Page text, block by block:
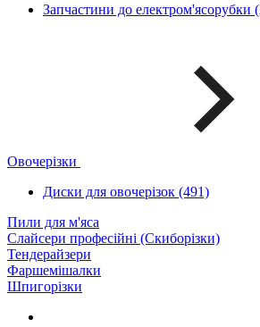
Запчастини до електром'ясорубки
Овочерізки
Диски для овочерізок (491)
Пили для м'яса
Слайсери професійні (Скиборізки)
Тендерайзери
Фаршемішалки
Шпигорізки